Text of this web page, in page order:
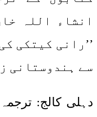
انشاء اللہ
’’رانی کیتکی
سے ہندوستانی
دہلی کالج: